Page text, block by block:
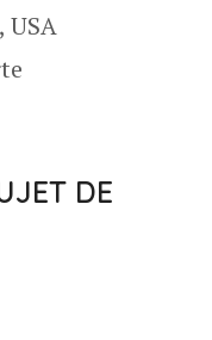
, USA
DE